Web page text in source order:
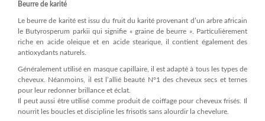
Beurre de karité
Le beurre de karité est issu du fruit du karité provenant d’un arbre africain
le Butyrosperum parkii qui signifie « graine de beurre ». Particulièrement
riche en acide oleique et en acide stearique, il contient également des
antioxydants naturels.
Généralement utilisé en masque capillaire, il est adapté à tous les types de
cheveux. Néanmoins, il est l’allié beauté N°1 des cheveux secs et ternes
pour leur redonner brillance et éclat.
Il peut aussi être utilisé comme produit de coiffage pour cheveux frisés. Il
nourrit les boucles et discipline les frisotis sans alourdir la chevelure.